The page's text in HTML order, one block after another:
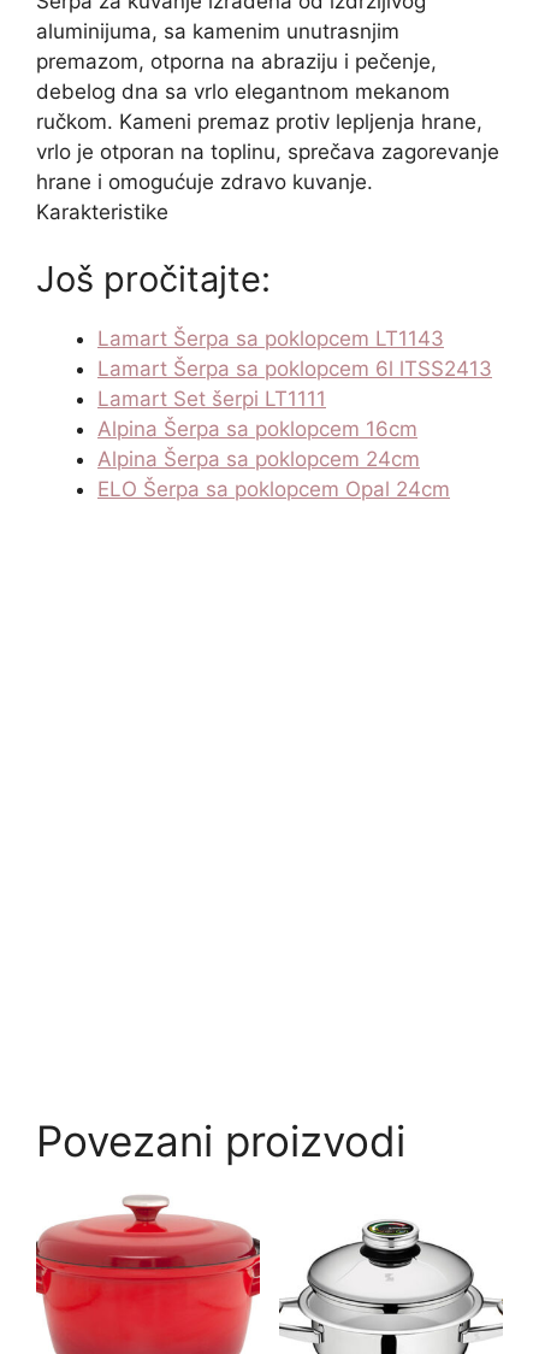
aluminijuma, sa kamenim unutrasnjim
premazom, otporna na abraziju i pečenje,
debelog dna sa vrlo elegantnom mekanom
ručkom. Kameni premaz protiv lepljenja hrane,
vrlo je otporan na toplinu, sprečava zagorevanje
hrane i omogućuje zdravo kuvanje.
Karakteristike
Još pročitajte:
Lamart Šerpa sa poklopcem LT1143
Lamart Šerpa sa poklopcem 6l lTSS2413
Lamart Set šerpi LT1111
Alpina Šerpa sa poklopcem 16cm
Alpina Šerpa sa poklopcem 24cm
ELO Šerpa sa poklopcem Opal 24cm
Povezani proizvodi